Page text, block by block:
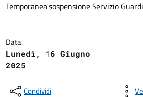
Temporanea sospensione Servizio
Data:
Lunedì, 16 Giugno
2025
Condividi